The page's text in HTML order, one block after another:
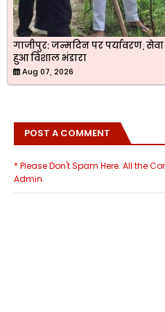
गाजीपुर: जन्मदिन पर पर्यावरण,
हुआ विशाल भंडारा
Aug 07, 2026
POST A COMMENT
* Please Don't Spam Here. All the
Admin.